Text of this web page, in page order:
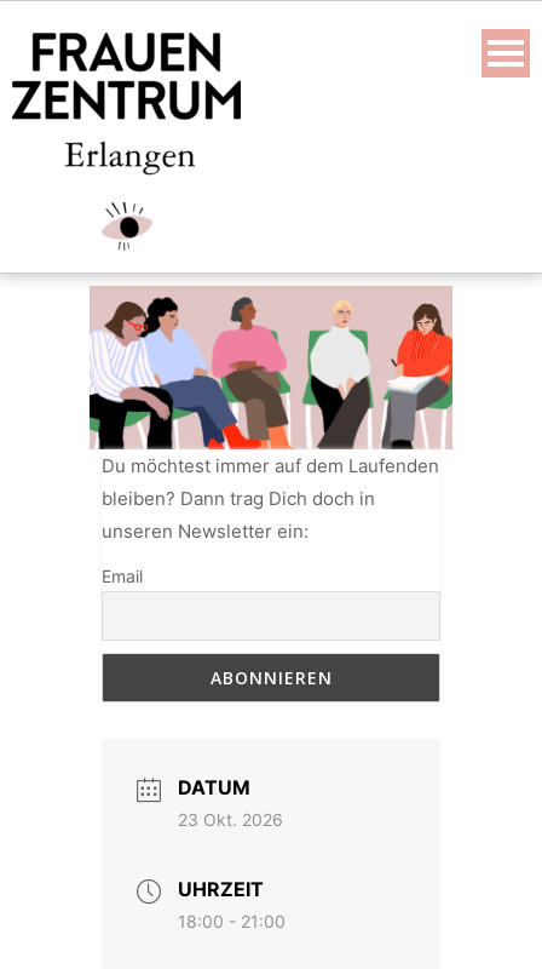
content
Du möchtest immer auf dem Laufenden
bleiben? Dann trag Dich doch in
unseren Newsletter ein:
Email
DATUM
23 Okt. 2026
UHRZEIT
18:00 - 21:00